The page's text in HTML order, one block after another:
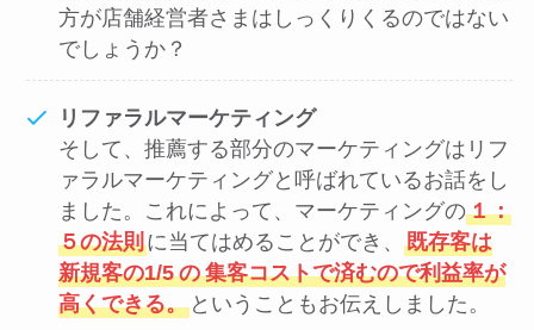
方が店舗経営者さまはしっくりくるのではない
でしょうか？
リファラルマーケティング
そして、推薦する部分のマーケティングはリフ
ァラルマーケティングと呼ばれているお話をし
ました。これによって、マーケティングの１：
５の法則に当てはめることができ、既存客は
新規客の1/5 の 集客コストで済むので利益率が
高くできる。 ということもお伝えしました。